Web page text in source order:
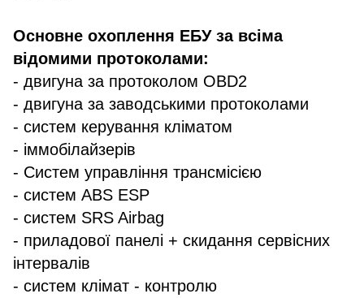
Основне охоплення ЕБУ за всіма
відомими протоколами:
- двигуна за протоколом OBD2
- двигуна за заводськими протоколами
- систем керування кліматом
- іммобілайзерів
- Систем управління трансмісією
- систем ABS ESP
- систем SRS Airbag
- приладової панелі + скидання сервісних
інтервалів
- систем клімат - контролю